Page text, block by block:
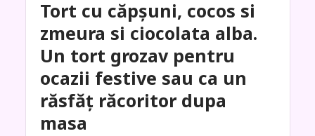
Tort cu căpșuni, cocos si
zmeura si ciocolata alba.
Un tort grozav pentru
ocazii festive sau ca un
răsfăț răcoritor dupa
masa